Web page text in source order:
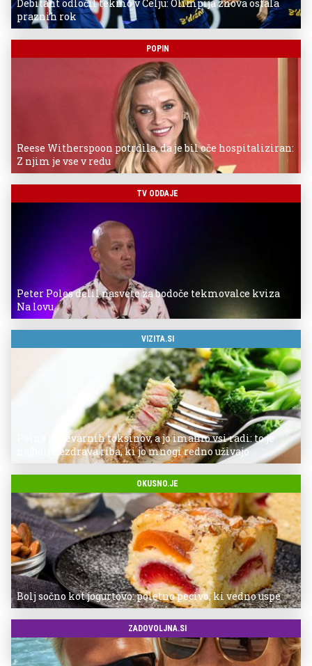
Debitant odločil tekmo v Celju: Olimpija znova ostala
praznih rok
POPIN
Reese Witherspoon potrdila, da je bil oče hospitaliziran:
Z njim je vse v redu
TV ODDAJE
Peter Poles delil nasvete za bodoče tekmovalce kviza
Na lovu
VIZITA.SI
Polna je nevarnih toksinov, a jo imamo vsi radi: to je
najbolj nezdrava riba, ki jo mnogi redno uživajo
OKUSNO.JE
Bolj sočno kot jogurtovo: poletno pecivo, ki vedno uspe
ZADOVOLJNA.SI